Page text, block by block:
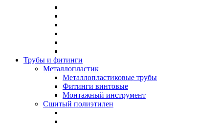
Трубы и фитинги
Металлопластик
Металлопластиковые трубы
Фитинги винтовые
Монтажный инструмент
Сшитый полиэтилен